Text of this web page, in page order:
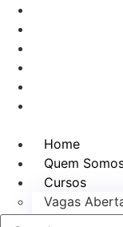
para
conteúdo
Home
Quem
Cursos
Vagas